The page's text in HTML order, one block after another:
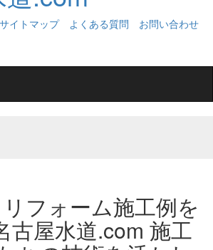
サイトマップ よくある質問
お問い合わせ